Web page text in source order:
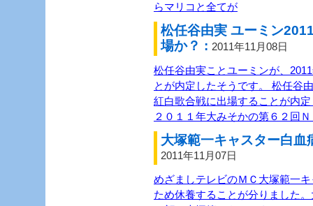
らマリコと全てが
松任谷由実 ユーミン
場か？ : 2011年11月08日
松任谷由実ことユーミンが、
とが内定したそうです。 松任谷
紅白歌合戦に出場することが内
２０１１年大みそかの第６２回
大塚範一キャスター白血
2011年11月07日
めざましテレビのＭＣ大塚範一
ため休養することが分りました